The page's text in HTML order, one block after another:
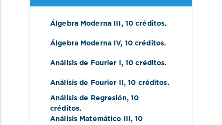
Álgebra Moderna III , 10 créditos.
Álgebra Moderna IV, 10 créditos.
Análisis de Fourier I , 10 créditos.
Análisis de Fourier II , 10 créditos.
Análisis de Regresión, 10
créditos.
Análisis Matemático III, 10